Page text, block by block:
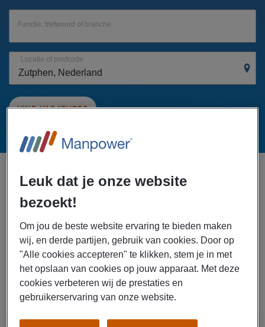
Functie, trefwoord of branche
Locatie of postcode
VIND VACATURES
vacatures inZutphen, Nederlandgetoond gesorteerd
Filter resultaten
Creëer Alert Voor Toekomstige
Vacatures
Leuk dat je onze website
bezoekt!
Om jou de beste website ervaring te bieden maken
wij, en derde partijen, gebruik van cookies. Door op
"Alle cookies accepteren" te klikken, stem je in met
het opslaan van cookies op jouw apparaat. Met deze
cookies verbeteren wij de prestaties en
gebruikerservaring van onze website.